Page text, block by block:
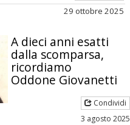
29 ottobre 2025
A dieci anni esatti
dalla scomparsa,
ricordiamo
Oddone Giovanetti
Condividi
3 agosto 2025